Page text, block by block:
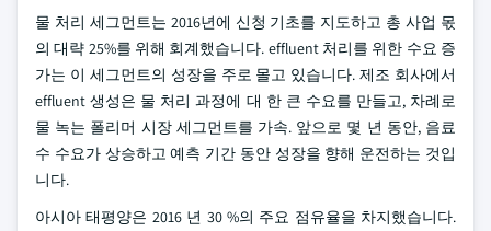
물 처리 세그먼트는 2016년에 신청 기초를 지도하고 총 사업 몫
의 대략 25%를 위해 회계했습니다. effluent 처리를 위한 수요 증
가는 이 세그먼트의 성장을 주로 몰고 있습니다. 제조 회사에서
effluent 생성은 물 처리 과정에 대 한 큰 수요를 만들고, 차례로
물 녹는 폴리머 시장 세그먼트를 가속. 앞으로 몇 년 동안, 음료
수 수요가 상승하고 예측 기간 동안 성장을 향해 운전하는 것입
니다.
아시아 태평양은 2016 년 30 %의 주요 점유율을 차지했습니다.